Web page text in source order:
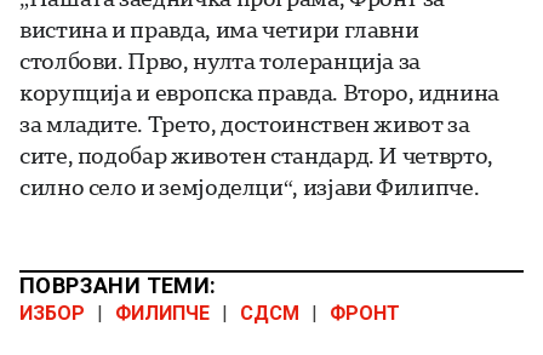
вистина и правда, има четири главни
столбови. Прво, нулта толеранција за
корупција и европска правда. Второ, иднина
за младите. Трето, достоинствен живот за
сите, подобар животен стандард. И четврто,
силно село и земјоделци“, изјави Филипче.
ПОВРЗАНИ ТЕМИ:
ИЗБОР | ФИЛИПЧЕ | СДСМ | ФРОНТ